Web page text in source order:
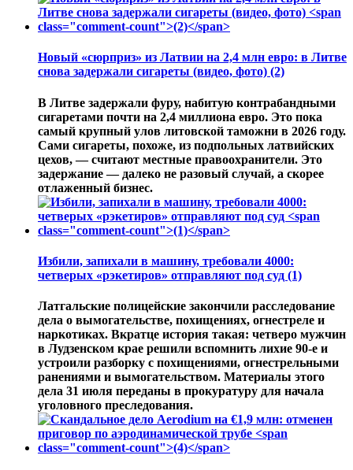
Новый «сюрприз» из Латвии на 2,4 млн евро: в Литве
снова задержали сигареты (видео, фото) (2)
В Литве задержали фуру, набитую контрабандными
сигаретами почти на 2,4 миллиона евро. Это пока
самый крупный улов литовской таможни в 2026 году.
Сами сигареты, похоже, из подпольных латвийских
цехов, — считают местные правоохранители. Это
задержание — далеко не разовый случай, а скорее
отлаженный бизнес.
Избили, запихали в машину, требовали 4000:
четверых «рэкетиров» отправляют под суд (1)
Латгальские полицейские закончили расследование
дела о вымогательстве, похищениях, огнестреле и
наркотиках. Вкратце история такая: четверо мужчин
в Лудзенском крае решили вспомнить лихие 90-е и
устроили разборку с похищениями, огнестрельными
ранениями и вымогательством. Материалы этого
дела 31 июля переданы в прокуратуру для начала
уголовного преследования.